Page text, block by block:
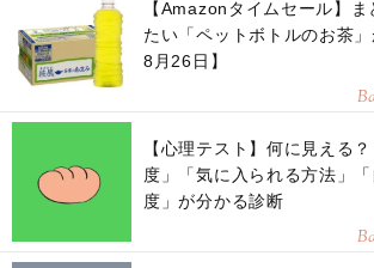
【Amazonタイムセール】
たい「ペットボトルのお茶
8月26日】
【心理テスト】何に見える
度」「気に入られる方法」
度」が分かる診断